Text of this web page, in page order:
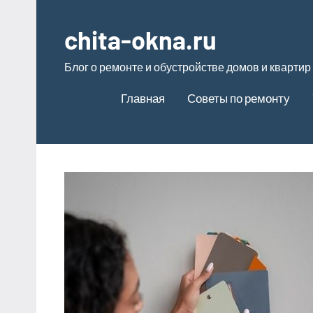
содержимому
chita-okna.ru
Блог о ремонте и обустройстве домов и квартир
Главная Советы по ремонту